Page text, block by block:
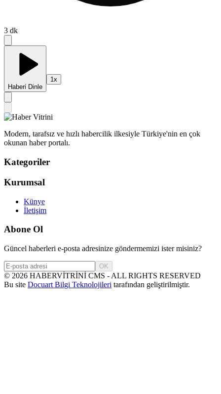
3 dk
Haberi Dinle
1x
Modern, tarafsız ve hızlı habercilik ilkesiyle Türkiye'nin en çok
okunan haber portalı.
Kategoriler
Kurumsal
Künye
İletişim
Abone Ol
Güncel haberleri e-posta adresinize göndermemizi ister misiniz?
OK
© 2026 HABERVİTRİNİ CMS - ALL RIGHTS RESERVED
Bu site Docuart Bilgi Teknolojileri tarafından geliştirilmiştir.